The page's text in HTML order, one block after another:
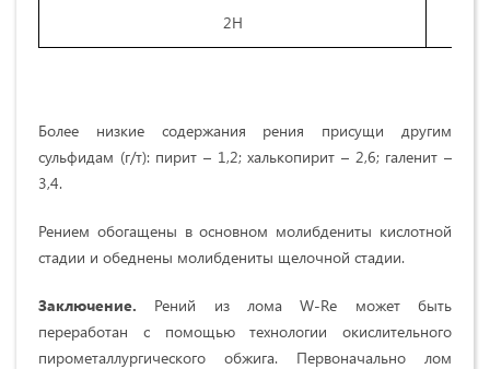
2H
Более низкие содержания рения присущи другим
сульфидам (г/т): пирит – 1,2; халькопирит – 2,6; галенит –
3,4.
Рением обогащены в основном молибдениты кислотной
стадии и обеднены молибдениты щелочной стадии.
Заключение. Рений из лома W-Re может быть
переработан с помощью технологии окислительного
пирометаллургического обжига. Первоначально лом